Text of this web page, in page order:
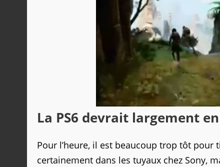
La PS6 devrait largement
Pour l’heure, il est beaucoup trop tôt
certainement dans les tuyaux chez Sony,